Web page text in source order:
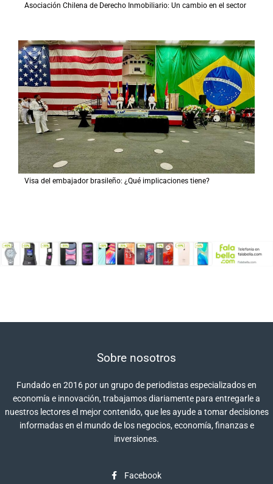
Asociación Chilena de Derecho Inmobiliario: Un cambio en el sector
Visa del embajador brasileño: ¿Qué implicaciones tiene?
Sobre nosotros
Fundado en 2016 por un grupo de periodistas especializados en
economía e innovación, trabajamos diariamente para entregarle a
nuestros lectores el mejor contenido, que les ayude a tomar decisiones
informadas en el mundo de los negocios, economía, finanzas e
inversiones.
Facebook